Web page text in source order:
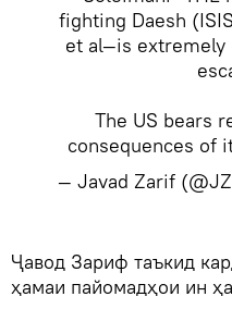
fighting Daesh
et al—is extremely
The US bears
consequences of
— Javad Zarif
Ҷавод Зариф таъкид
ҳамаи пайомадҳои ин